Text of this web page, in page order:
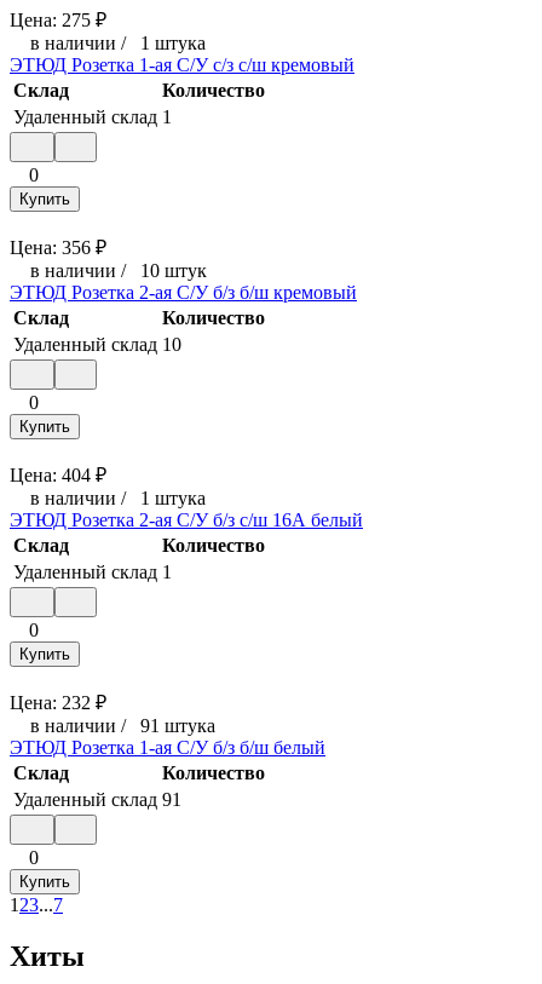
Цена: 275 ₽
в наличии / 1 штука
ЭТЮД Розетка 1-ая С/У c/з с/ш кремовый
Склад
Количество
Удаленный склад 1
0
Купить
Цена: 356 ₽
в наличии / 10 штук
ЭТЮД Розетка 2-ая С/У б/з б/ш кремовый
Склад
Количество
Удаленный склад 10
0
Купить
Цена: 404 ₽
в наличии / 1 штука
ЭТЮД Розетка 2-ая С/У б/з с/ш 16А белый
Склад
Количество
Удаленный склад 1
0
Купить
Цена: 232 ₽
в наличии / 91 штука
ЭТЮД Розетка 1-ая С/У б/з б/ш белый
Склад
Количество
Удаленный склад 91
0
Купить
1 23...7
Хиты